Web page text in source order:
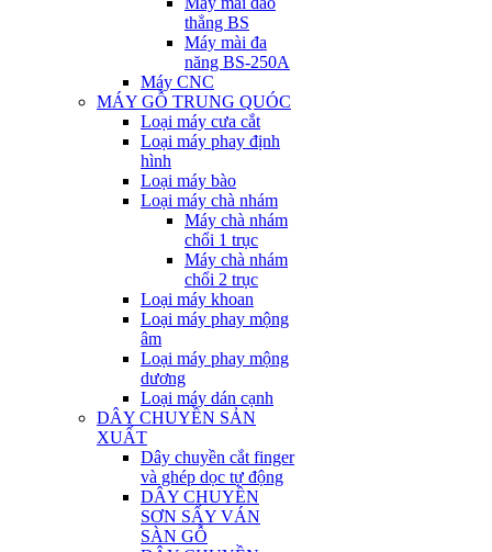
thẳng BS
Máy mài đa
năng BS-250A
Máy CNC
MÁY GỖ TRUNG QUÓC
Loại máy cưa cắt
Loại máy phay định
hình
Loại máy bào
Loại máy chà nhám
Máy chà nhám
chổi 1 trục
Máy chà nhám
chổi 2 trục
Loại máy khoan
Loại máy phay mộng
âm
Loại máy phay mộng
dương
Loại máy dán cạnh
DÂY CHUYỀN SẢN
XUẤT
Dây chuyền cắt finger
và ghép dọc tự động
DÂY CHUYỀN
SƠN SẤY VÁN
SÀN GỖ